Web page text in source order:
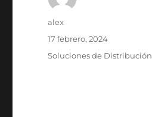
Autor
alex
Publicado
17 febrero, 2024
Categorías
Soluciones de Distribución